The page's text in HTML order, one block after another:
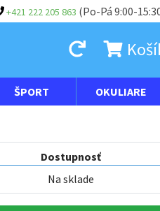
+421 222 205 863 (Po-Pá 9:00-
ŠPORT OKULIARE
Dostupnosť
Na sklade